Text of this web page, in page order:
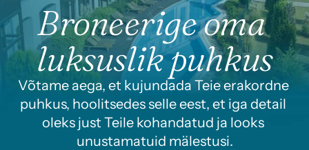
Broneerige oma
luksuslik puhkus
Võtame aega, et kujundada Teie erakordne
puhkus, hoolitsedes selle eest, et iga detail
oleks just Teile kohandatud ja looks
unustamatuid mälestusi.